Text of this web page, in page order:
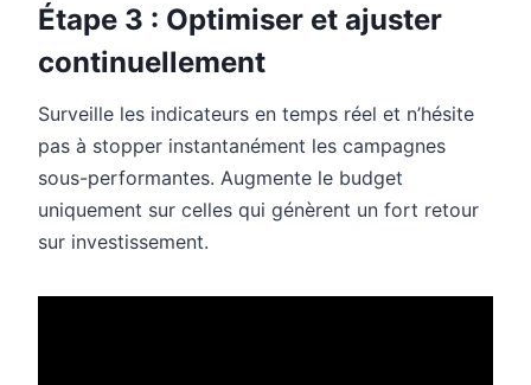
Étape 3 : Optimiser et ajuster
continuellement
Surveille les indicateurs en temps réel et n’hésite
pas à stopper instantanément les campagnes
sous-performantes. Augmente le budget
uniquement sur celles qui génèrent un fort retour
sur investissement.